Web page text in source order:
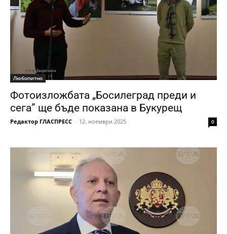
Любопитно
Фотоизложбата „Босилеград преди и
сега” ще бъде показана в Букурещ
Редактор ГЛАСПРЕСС - 12. ноември 2025 0